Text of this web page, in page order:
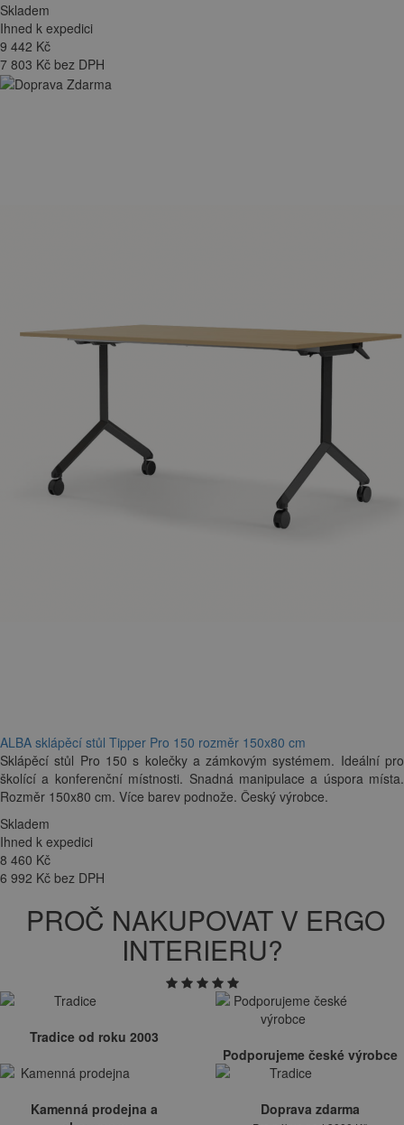
Skladem
Ihned k expedici
9 442 Kč
7 803 Kč bez DPH
ALBA sklápěcí stůl Tipper Pro 150 rozměr 150x80 cm
Sklápěcí stůl Pro 150 s kolečky a zámkovým systémem. Ideální pro
školící a konferenční místnosti. Snadná manipulace a úspora místa.
Rozměr 150x80 cm. Více barev podnože. Český výrobce.
Skladem
Ihned k expedici
8 460 Kč
6 992 Kč bez DPH
PROČ NAKUPOVAT V ERGO
INTERIERU?
Tradice od roku 2003
Podporujeme české výrobce
Kamenná prodejna a
Doprava zdarma